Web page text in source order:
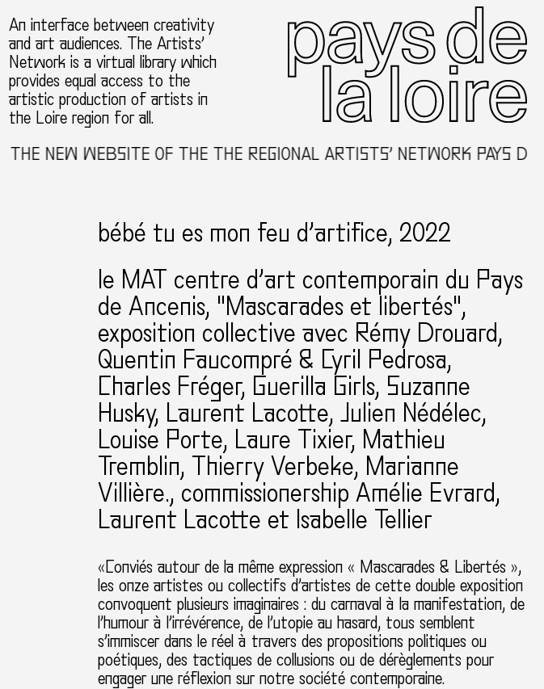
An interface between creativity
and art audiences. The Artists’
Network is a virtual library which
provides equal access to the
artistic production of artists in
the Loire region for all.
WEBSITE OF THE THE REGIONAL ARTISTS’ NETWORK PAYS DE LA
bébé tu es mon feu d’artifice, 2022
le MAT centre d’art contemporain du Pays
de Ancenis "Mascarades et libertés",
exposition collective avec Rémy Drouard,
Quentin Faucompré & Cyril Pedrosa,
Charles Fréger, Guerilla Girls, Suzanne
Husky, Laurent Lacotte, Julien Nédélec,
Louise Porte, Laure Tixier, Mathieu
Tremblin, Thierry Verbeke, Marianne
Villière. commissionership Amélie Evrard,
Laurent Lacotte et Isabelle Tellier
«Conviés autour de la même expression « Mascarades & Libertés »,
les onze artistes ou collectifs d’artistes de cette double exposition
convoquent plusieurs imaginaires : du carnaval à la manifestation, de
l’humour à l’irrévérence, de l’utopie au hasard, tous semblent
s’immiscer dans le réel à travers des propositions politiques ou
poétiques, des tactiques de collusions ou de dérèglements pour
engager une réflexion sur notre société contemporaine.